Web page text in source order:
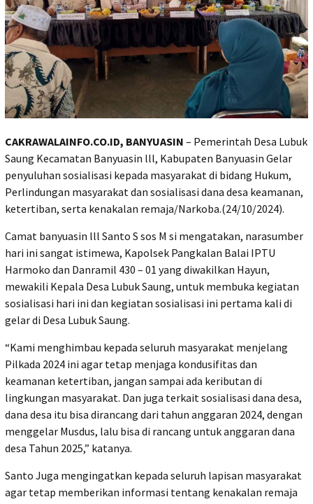
CAKRAWALAINFO.CO.ID, BANYUASIN – Pemerintah Desa Lubuk
Saung Kecamatan Banyuasin lll, Kabupaten Banyuasin Gelar
penyuluhan sosialisasi kepada masyarakat di bidang Hukum,
Perlindungan masyarakat dan sosialisasi dana desa keamanan,
ketertiban, serta kenakalan remaja/Narkoba.(24/10/2024).
Camat banyuasin lll Santo S sos M si mengatakan, narasumber
hari ini sangat istimewa, Kapolsek Pangkalan Balai IPTU
Harmoko dan Danramil 430 – 01 yang diwakilkan Hayun,
mewakili Kepala Desa Lubuk Saung, untuk membuka kegiatan
sosialisasi hari ini dan kegiatan sosialisasi ini pertama kali di
gelar di Desa Lubuk Saung.
“Kami menghimbau kepada seluruh masyarakat menjelang
Pilkada 2024 ini agar tetap menjaga kondusifitas dan
keamanan ketertiban, jangan sampai ada keributan di
lingkungan masyarakat. Dan juga terkait sosialisasi dana desa,
dana desa itu bisa dirancang dari tahun anggaran 2024, dengan
menggelar Musdus, lalu bisa di rancang untuk anggaran dana
desa Tahun 2025,” katanya.
Santo Juga mengingatkan kepada seluruh lapisan masyarakat
agar tetap memberikan informasi tentang kenakalan remaja